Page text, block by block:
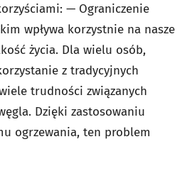
— Ograniczenie
wpływa korzystnie na nasze
życia. Dla wielu osób,
z tradycyjnych
trudności związanych
Dzięki zastosowaniu
ogrzewania, ten problem